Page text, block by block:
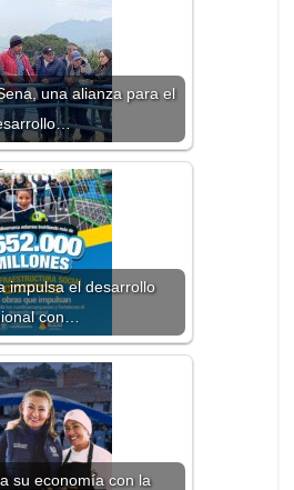
una alianza para el
impulsa el desarrollo
con…
su economía con la